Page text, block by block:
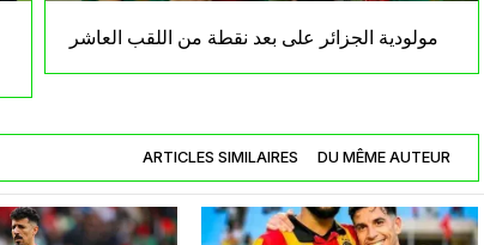
مولودية الجزائر على بعد نقطة من اللقب العاشر
ARTICLES SIMILAIRES DU MÊME AUTEUR